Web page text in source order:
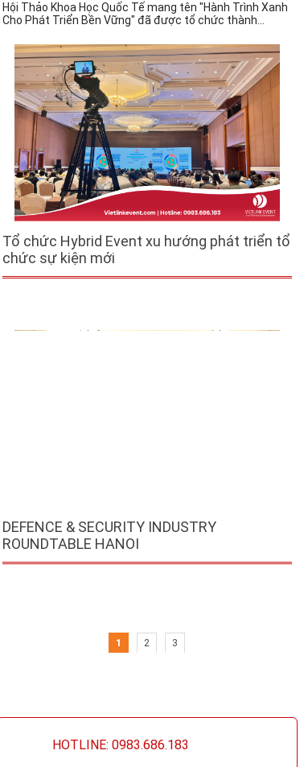
Hội Thảo Khoa Học Quốc Tế mang tên "Hành Trình Xanh
Cho Phát Triển Bền Vững" đã được tổ chức thành...
Tổ chức Hybrid Event xu hướng phát triển tổ
chức sự kiện mới
DEFENCE & SECURITY INDUSTRY
ROUNDTABLE HANOI
1 2 3
HOTLINE: 0983.686.183